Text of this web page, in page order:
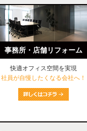
事務所・店舗リフォーム
快適オフィス空間を実現
社員が自慢したくなる会社へ！